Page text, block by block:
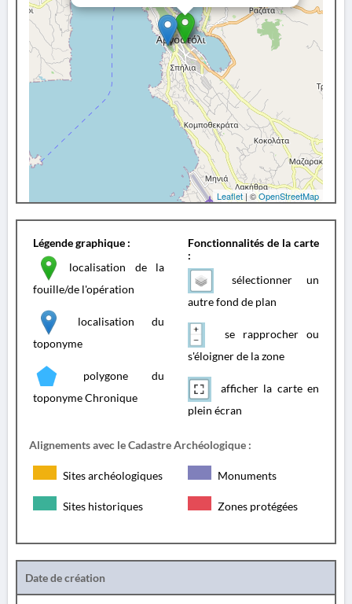
Leaflet | ©OpenStreetMap
Légende graphique :
localisation de la
fouille/de l'opération
localisation du
toponyme
polygone du
toponyme Chronique
Fonctionnalités de la carte
:
sélectionner un
autre fond de plan
se rapprocher ou
s'éloigner de la zone
afficher la carte en
plein écran
Alignements avec le Cadastre Archéologique :
Sites archéologiques Monuments
Sites historiques Zones protégées
Date de création